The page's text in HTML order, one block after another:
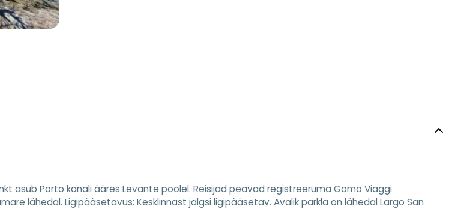
asub Porto kanali ääres Levante poolel. Reisijad peavad registreeruma Gomo Viaggi
lähedal. Ligipääsetavus: Kesklinnast jalgsi ligipääsetav. Avalik parkla on lähedal Largo San